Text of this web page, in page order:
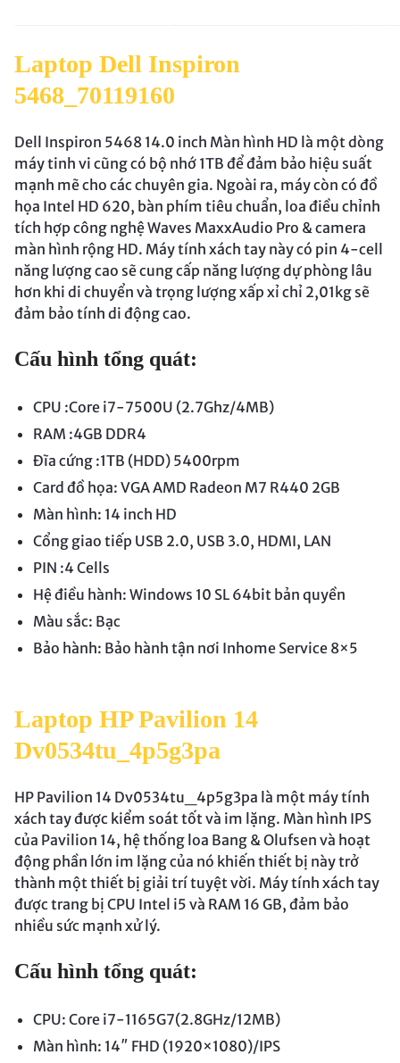
Laptop Dell Inspiron
5468_70119160
Dell Inspiron 5468 14.0 inch Màn hình HD là một dòng
máy tinh vi cũng có bộ nhớ 1TB để đảm bảo hiệu suất
mạnh mẽ cho các chuyên gia. Ngoài ra, máy còn có đồ
họa Intel HD 620, bàn phím tiêu chuẩn, loa điều chỉnh
tích hợp công nghệ Waves MaxxAudio Pro & camera
màn hình rộng HD. Máy tính xách tay này có pin 4-cell
năng lượng cao sẽ cung cấp năng lượng dự phòng lâu
hơn khi di chuyển và trọng lượng xấp xỉ chỉ 2,01kg sẽ
đảm bảo tính di động cao.
Cấu hình tổng quát:
CPU :Core i7-7500U (2.7Ghz/4MB)
RAM :4GB DDR4
Đĩa cứng :1TB (HDD) 5400rpm
Card đồ họa: VGA AMD Radeon M7 R440 2GB
Màn hình: 14 inch HD
Cổng giao tiếp USB 2.0, USB 3.0, HDMI, LAN
PIN :4 Cells
Hệ điều hành: Windows 10 SL 64bit bản quyền
Màu sắc: Bạc
Bảo hành: Bảo hành tận nơi Inhome Service 8×5
Laptop HP Pavilion 14
Dv0534tu_4p5g3pa
HP Pavilion 14 Dv0534tu_4p5g3pa là một máy tính
xách tay được kiểm soát tốt và im lặng. Màn hình IPS
của Pavilion 14, hệ thống loa Bang & Olufsen và hoạt
động phần lớn im lặng của nó khiến thiết bị này trở
thành một thiết bị giải trí tuyệt vời. Máy tính xách tay
được trang bị CPU Intel i5 và RAM 16 GB, đảm bảo
nhiều sức mạnh xử lý.
Cấu hình tổng quát:
CPU: Core i7-1165G7(2.8GHz/12MB)
Màn hình: 14″ FHD (1920×1080)/IPS